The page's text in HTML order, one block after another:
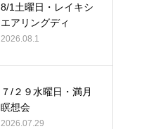
8/1土曜日・レイキシ
エアリングディ
2026.08.1
７/２９水曜日・満月
瞑想会
2026.07.29